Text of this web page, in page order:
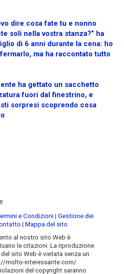
dire cosa fate tu e nonno
soli nella vostra stanza?” ha
di 6 anni durante la cena: ho
ma ha raccontato tutto
ha gettato un sacchetto
fuori dal finestrino, e
sorpresi scoprendo cosa
e Condizioni| Gestione dei
| Mappa del sito
al nostro sito Web è
le citazioni. La riproduzione
sito Web è vietata senza un
molto-interessante.com/.
del copyright saranno